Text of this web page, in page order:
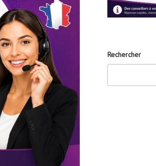
Rechercher